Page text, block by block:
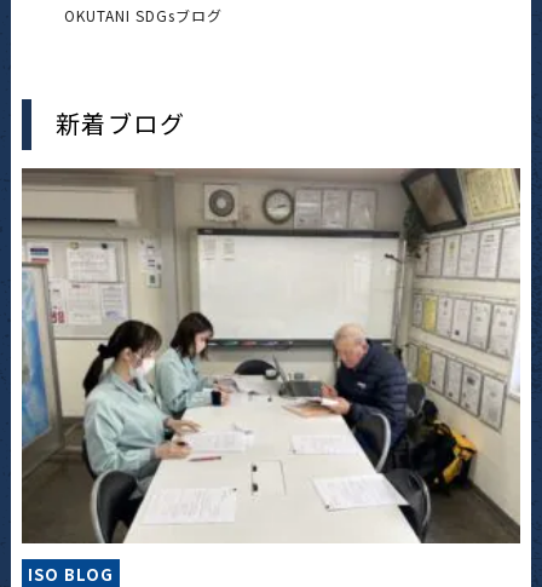
OKUTANI SDGsブログ
新着ブログ
ISO BLOG